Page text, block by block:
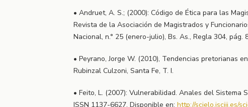
• Andruet, A. S.; (2000): Código de Ética para las
Revista de la Asociación de Magistrados y
Nacional, n.° 25 (enero-julio), Bs. As., Regla 304, pág.
• Peyrano, Jorge W. (2010), Tendencias pretorianas
Rubinzal Culzoni, Santa Fe, T. I.
• Feito, L. (2007): Vulnerabilidad. Anales del Sistema
ISSN 1137-6627. Disponible en: http://scielo.isciii.es/